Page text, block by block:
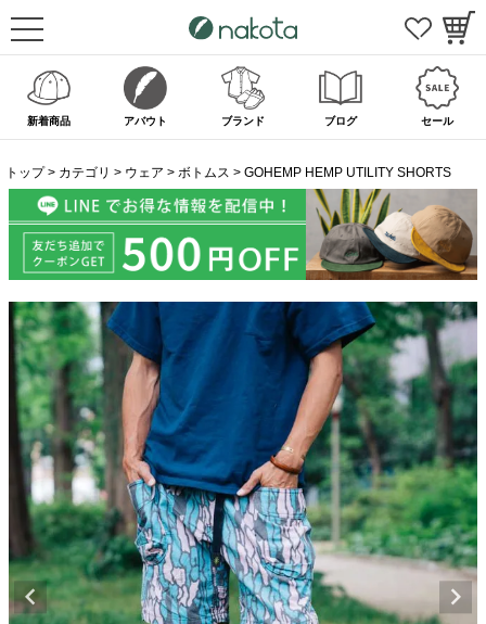
新着商品 アバウト ブランド ブログ セール
トップ カテゴリ ウェア ボトムス GOHEMP HEMP UTILITY SHORTS